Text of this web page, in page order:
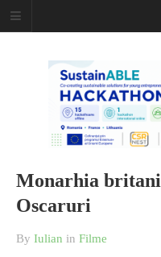
Caiet de
insemnari
DESCARCĂ!
Monarhia
Oscaruri
By Iulian in Filme